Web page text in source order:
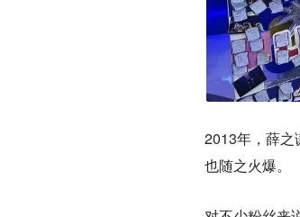
2013年，薛
也随之火爆。